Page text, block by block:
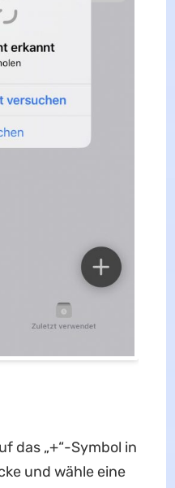
das „+“-Symbol in
und wähle eine